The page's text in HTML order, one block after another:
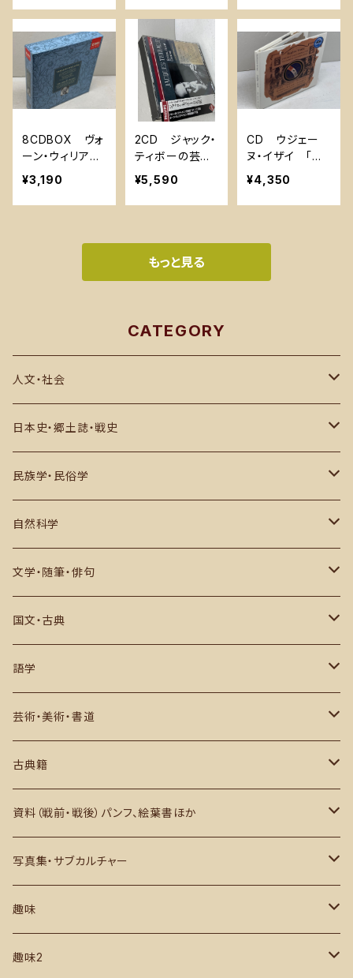
3-1923 Nimb
TERA」ブラーム
フ
8CDBOX ヴォ
ーン・ウィリアム
ズ 交響曲全
集 エイドリア
ン・ボールト指
¥3,190
2CD ジャック・
ティボーの芸
術 ブラーム
ス モーツアル
ト 国内盤
¥5,590
CD ウジェー
ヌ・イザイ 「イ
ザイの栄光」 オ
ーストリア盤
¥4,350
もっと見る
CATEGORY
人文・社会
思想・哲学・宗教
社会科学・世界史
その他
日本史・郷土誌・戦史
郷土誌
古代史・民族
中世・江戸期
戦史・戦記・近代史
現代史
民族学・民俗学
日本国内
アジア
ヨーロッパ・アフリカその他
自然科学
数学・物理・宇宙・科学
生物・自然・動物など
その他
文学・随筆・俳句
近代文学・評論
推理小説・評論
俳句・川柳・歌集など
西洋文学
アジアほか
国文・古典
作品
研究・評論ほか
語学
日本語学
英語学
その他
芸術・美術・書道
芸術史・評論・解説
美術・図録・画集・作品集
書道・中文書
芸術写真集・作品集
建築関係
古典籍
和本・写本ほか
古地図・1枚もの ほか
資料（戦前・戦後）パンフ、絵葉書ほか
日本国内
国外・外地
写真集・サブカルチャー
グラビア・アイドル
サブカルチャー
趣味
カメラ・写真
趣味2